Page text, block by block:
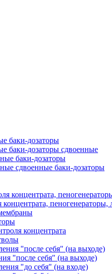
баки-дозаторы
баки-дозаторы сдвоенные
баки-дозаторы
сдвоенные баки-дозаторы
пеногенераторы,
концентрата
"после себя" (на выходе)